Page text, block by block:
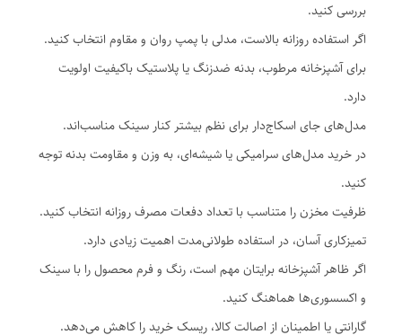
بررسی کنید.
اگر استفاده روزانه بالاست، مدلی با پمپ روان و مقاوم انتخاب کنید.
برای آشپزخانه مرطوب، بدنه ضدزنگ یا پلاستیک باکیفیت اولویت
دارد.
مدل‌های جای اسکاج‌دار برای نظم بیشتر کنار سینک مناسب‌اند.
در خرید مدل‌های سرامیکی یا شیشه‌ای، به وزن و مقاومت بدنه توجه
کنید.
ظرفیت مخزن را متناسب با تعداد دفعات مصرف روزانه انتخاب کنید.
تمیزکاری آسان، در استفاده طولانی‌مدت اهمیت زیادی دارد.
اگر ظاهر آشپزخانه برایتان مهم است، رنگ و فرم محصول را با سینک
و اکسسوری‌ها هماهنگ کنید.
گارانتی یا اطمینان از اصالت کالا، ریسک خرید را کاهش می‌دهد.